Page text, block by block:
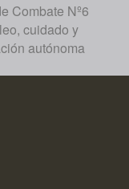
Combate Nº6
cuidado y
autónoma